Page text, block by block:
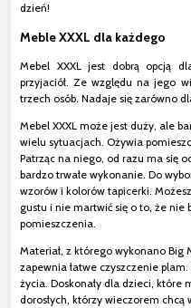
dzień!
Meble XXXL dla każdego
Mebel XXXL jest dobrą opcją
przyjaciół. Ze względu na jego
trzech osób. Nadaje się zarówno
Mebel XXXL może jest duży, ale
wielu sytuacjach. Ożywia
Patrząc na niego, od razu ma się
bardzo trwałe wykonanie. Do
wzorów i kolorów tapicerki.
gustu i nie martwić się o to, że nie
pomieszczenia.
Materiał, z którego wykonano Big
zapewnia łatwe czyszczenie
życia. Doskonały dla dzieci, które
dorosłych, którzy wieczorem